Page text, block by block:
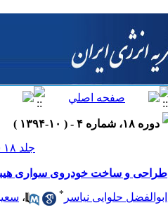
دوره ۱۸، شماره ۴ - ( ۱۰-۱۳۹۴ )
جلد ۱۸ شماره ۴ صفحات ۰-۰
طراحی و ساخت خودروی سواری
ابوالفضل حلوایی نیاسر * ،